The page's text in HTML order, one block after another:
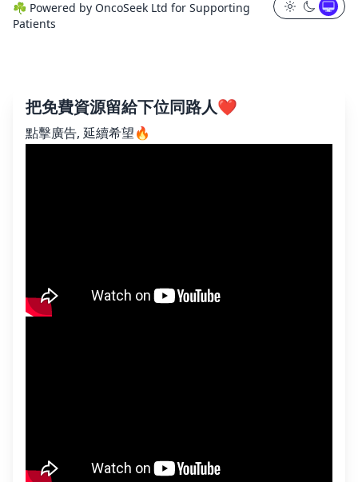
☘️ Powered by OncoSeek Ltd for Supporting
Patients
把免費資源留給下位同路人❤️
點擊廣告, 延續希望🔥